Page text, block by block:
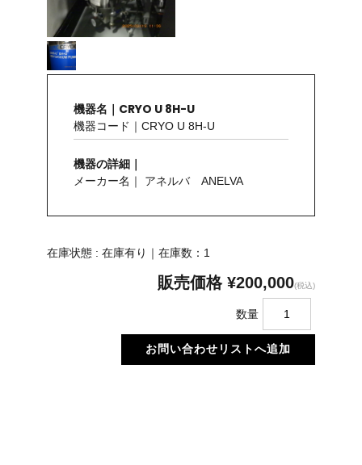
機器名｜CRYO U 8H-U
機器コード｜CRYO U 8H-U
機器の詳細｜
メーカー名｜ アネルバ ANELVA
在庫状態 : 在庫有り｜在庫数：1
販売価格 ¥200,000(税込)
数量